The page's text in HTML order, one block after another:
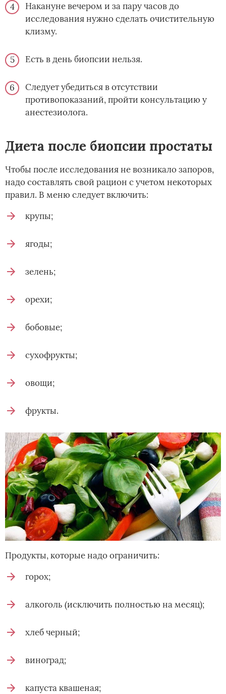
Накануне вечером и за пару часов до
исследования нужно сделать очистительную
клизму.
Есть в день биопсии нельзя.
Следует убедиться в отсутствии
противопоказаний, пройти консультацию у
анестезиолога.
Диета после биопсии простаты
Чтобы после исследования не возникало запоров,
надо составлять свой рацион с учетом некоторых
правил. В меню следует включить:
крупы;
ягоды;
зелень;
орехи;
бобовые;
сухофрукты;
овощи;
фрукты.
Продукты, которые надо ограничить:
горох;
алкоголь (исключить полностью на месяц);
хлеб черный;
виноград;
капуста квашеная;